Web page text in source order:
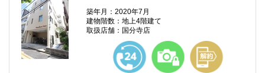
築年月：2020年7月
建物階数：地上4階建て
取扱店舗：国分寺店